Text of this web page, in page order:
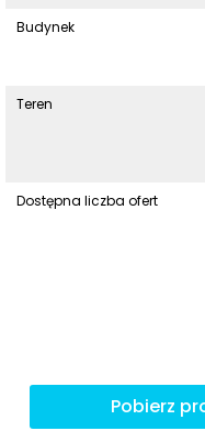
Budynek
Teren
Dostępna liczba ofert
Pobierz